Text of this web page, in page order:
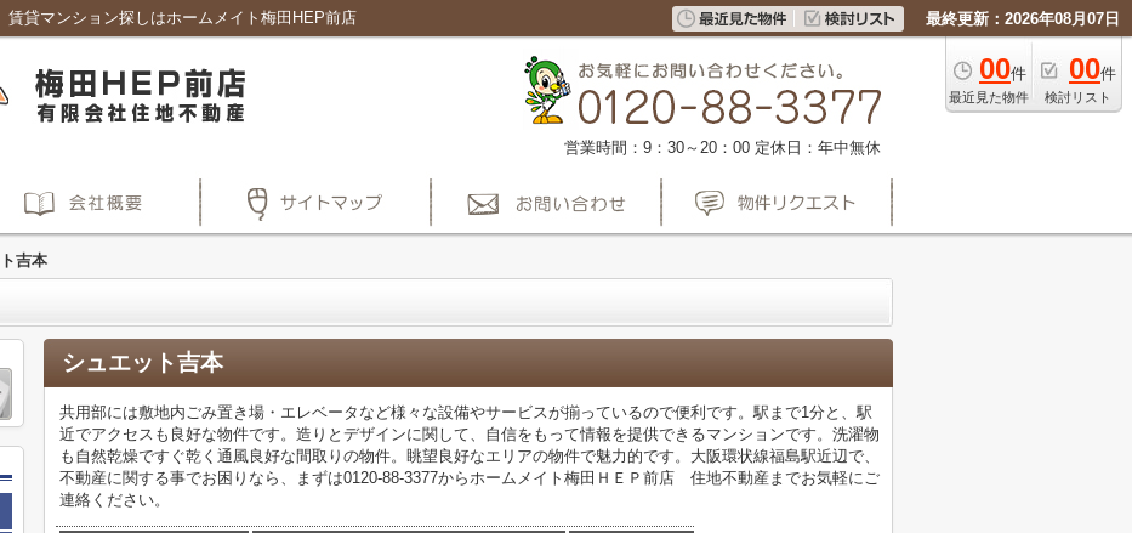
賃貸マンション探しはホームメイト梅田HEP前店 最終更新：2026年08月07日
00件
最近見た物件
00件
検討リスト
営業時間：9：30～20：00 定休日：年中無休
吉本
シュエット吉本
共用部には敷地内ごみ置き場・エレベータなど様々な設備やサービスが揃っているので便利です。駅まで1分と、駅
近でアクセスも良好な物件です。造りとデザインに関して、自信をもって情報を提供できるマンションです。洗濯物
も自然乾燥ですぐ乾く通風良好な間取りの物件。眺望良好なエリアの物件で魅力的です。大阪環状線福島駅近辺で、
不動産に関する事でお困りなら、まずは0120-88-3377からホームメイト梅田ＨＥＰ前店 住地不動産までお気軽にご
連絡ください。